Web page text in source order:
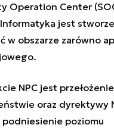
Operation Center
jest
w obszarze zarówno
NPC jest
oraz dyrektywy
podniesienie poziomu